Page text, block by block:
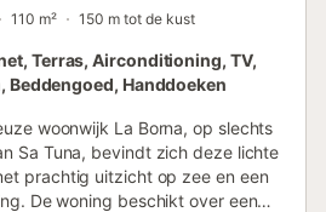
110 m² 150 m tot de kust
Terras, Airconditioning, TV,
Beddengoed, Handdoeken
woonwijk La Borna, op slechts
Sa Tuna, bevindt zich deze lichte
prachtig uitzicht op zee en een
De woning beschikt over een